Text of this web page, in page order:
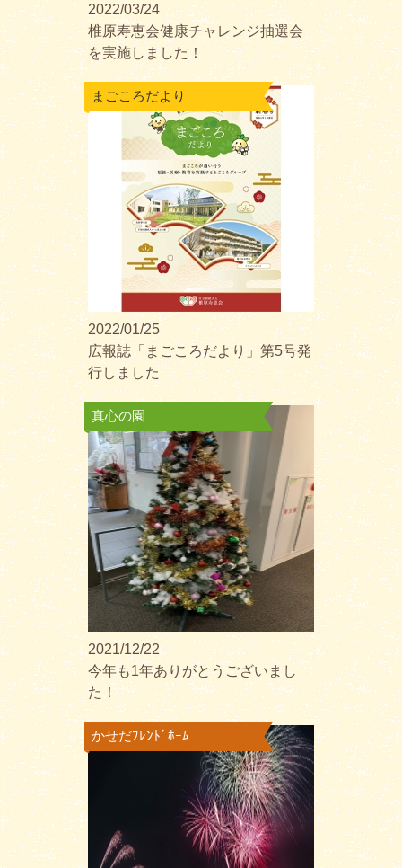
2022/03/24
椎原寿恵会健康チャレンジ抽選会
を実施しました！
まごころだより
2022/01/25
広報誌「まごころだより」第5号発
行しました
真心の園
2021/12/22
今年も1年ありがとうございまし
た！
かせだﾌﾚﾝﾄﾞﾎｰﾑ